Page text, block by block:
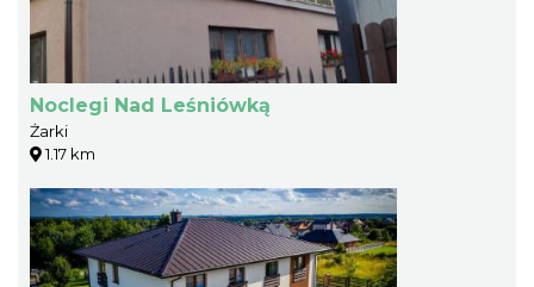
Noclegi Nad Leśniówką
Żarki
1.17 km